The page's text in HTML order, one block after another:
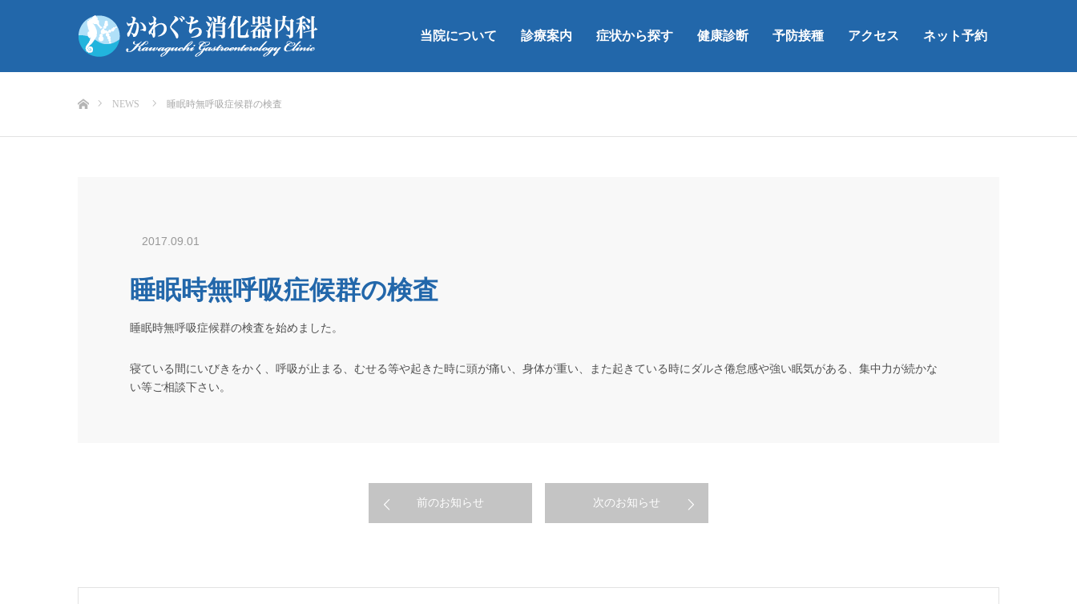
当院について 診療案内 症状から探す 健康診断 予防接種 アクセス ネット予約
NEWS 睡眠時無呼吸症候群の検査
2017.09.01
睡眠時無呼吸症候群の検査
睡眠時無呼吸症候群の検査を始めました。
寝ている間にいびきをかく、呼吸が止まる、むせる等や起きた時に頭が痛い、身体が重い、また起きている時にダルさ倦怠感や強い眠気がある、集中力が続かな
い等ご相談下さい。
前のお知らせ 次のお知らせ